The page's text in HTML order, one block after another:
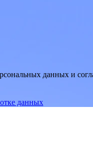
данных и
данных